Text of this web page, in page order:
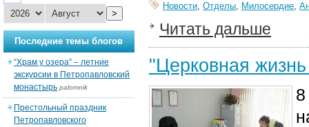
Новости, Отделы, Милосердие,
Читать дальше
"Церковная
>
Последние темы блогов
“Храм у озера” – летние
экскурсии в Петропавловский
монастырь palomnik
Престольный праздник
Петропавловского